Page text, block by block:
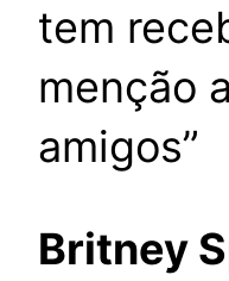
tem
menção
amigos”
Britney